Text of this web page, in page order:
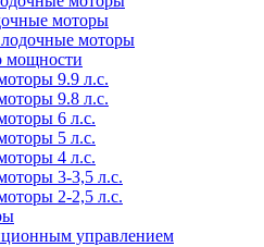
моторы
моторы
мощности
9.9 л.с.
9.8 л.с.
6 л.с.
5 л.с.
4 л.с.
3-3,5 л.с.
2-2,5 л.с.
управлением